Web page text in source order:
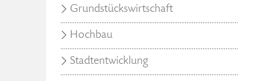
Grundstückswirtschaft
Hochbau
Stadtentwicklung